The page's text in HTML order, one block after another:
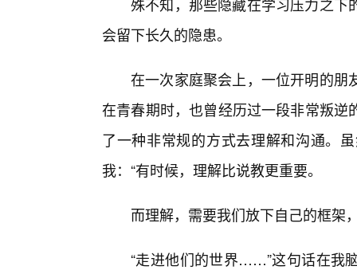
会留下长久的隐患。
在一次家庭聚会上，一位开明的朋
在青春期时，也曾经历过一段非常叛
了一种非常规的方式去理解和沟通。
我：“有时候，理解比说教更重要。
而理解，需要我们放下自己的框架
“走进他们的世界……”这句话在我